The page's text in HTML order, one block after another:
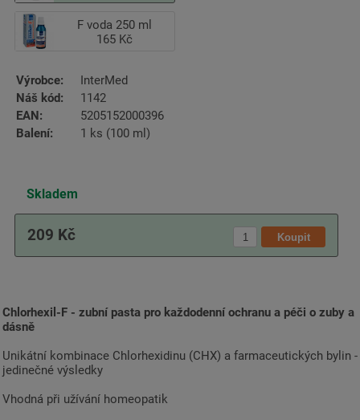
F voda 250 ml
165 Kč
Výrobce:
InterMed
Náš kód:
1142
EAN:
5205152000396
Balení:
1 ks (100 ml)
Skladem
209 Kč
Chlorhexil-F - zubní pasta pro každodenní ochranu a péči o zuby a
dásně
Unikátní kombinace Chlorhexidinu (CHX) a farmaceutických bylin -
jedinečné výsledky
Vhodná při užívání homeopatik